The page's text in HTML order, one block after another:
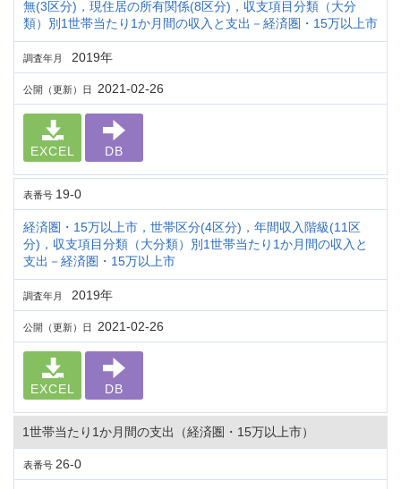
無(3区分)，現住居の所有関係(8区分)，収支項目分類（大分
類）別1世帯当たり1か月間の収入と支出－経済圏・15万以上市
調査年月 2019年
公開（更新）日 2021-02-26
EXCEL DB
表番号 19-0
経済圏・15万以上市，世帯区分(4区分)，年間収入階級(11区
分)，収支項目分類（大分類）別1世帯当たり1か月間の収入と
支出－経済圏・15万以上市
調査年月 2019年
公開（更新）日 2021-02-26
EXCEL DB
1世帯当たり1か月間の支出（経済圏・15万以上市）
表番号 26-0